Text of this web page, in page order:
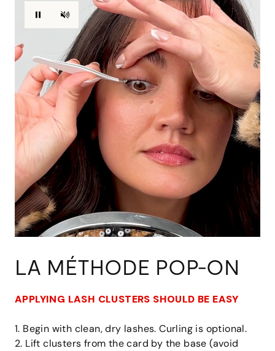
LA MÉTHODE POP-ON
APPLYING LASH CLUSTERS SHOULD BE EASY
1. Begin with clean, dry lashes. Curling is optional.
2. Lift clusters from the card by the base (avoid